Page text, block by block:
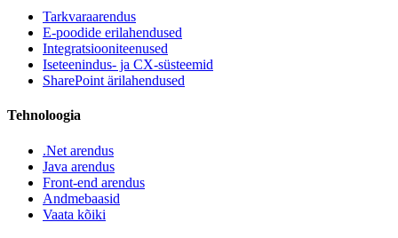
Tarkvaraarendus
E-poodide erilahendused
Integratsiooniteenused
Iseteenindus- ja CX-süsteemid
SharePoint ärilahendused
Tehnoloogia
.Net arendus
Java arendus
Front-end arendus
Andmebaasid
Vaata kõiki